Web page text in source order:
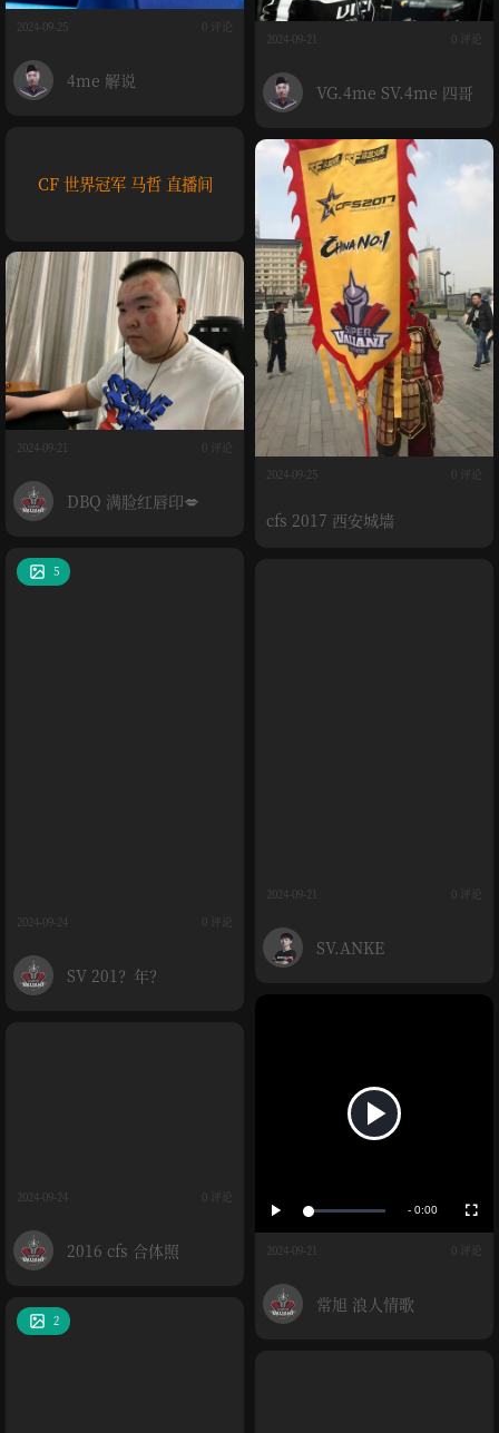
2024-09-25 0 评论
4me 解说
2024-09-21 0 评论
VG.4me SV.4me 四哥
CF 世界冠军 马哲 直播间
2024-09-25 0 评论
cfs 2017 西安城墙
2024-09-21 0 评论
DBQ 满脸红唇印💋
5
2024-09-24 0 评论
SV 201？年？
2024-09-21 0 评论
SV.ANKE
播
媒
体
加
完
成
:
- 0:00
2024-09-21 0 评论
常旭 浪人情歌
2024-09-24 0 评论
2016 cfs 合体照
2